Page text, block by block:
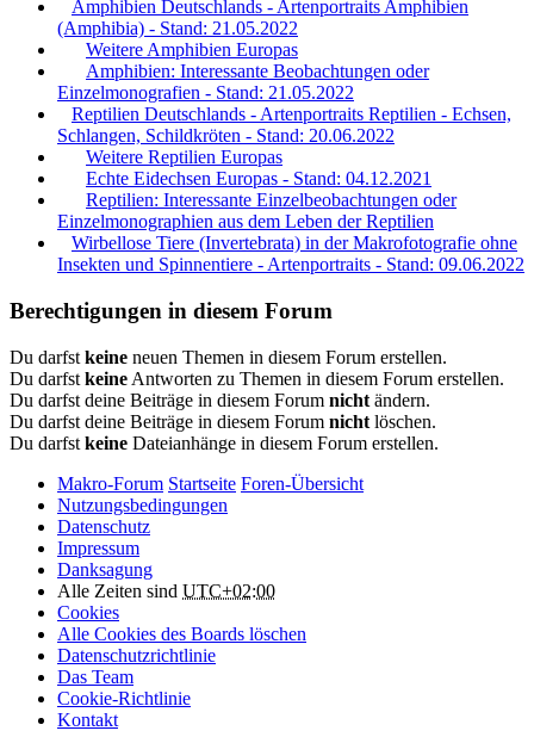
Amphibien Deutschlands - Artenportraits Amphibien
(Amphibia) - Stand: 21.05.2022
Weitere Amphibien Europas
Amphibien: Interessante Beobachtungen oder
Einzelmonografien - Stand: 21.05.2022
Reptilien Deutschlands - Artenportraits Reptilien - Echsen,
Schlangen, Schildkröten - Stand: 20.06.2022
Weitere Reptilien Europas
Echte Eidechsen Europas - Stand: 04.12.2021
Reptilien: Interessante Einzelbeobachtungen oder
Einzelmonographien aus dem Leben der Reptilien
Wirbellose Tiere (Invertebrata) in der Makrofotografie ohne
Insekten und Spinnentiere - Artenportraits - Stand: 09.06.2022
Berechtigungen in diesem Forum
Du darfst keine neuen Themen in diesem Forum erstellen.
Du darfst keine Antworten zu Themen in diesem Forum erstellen.
Du darfst deine Beiträge in diesem Forum nicht ändern.
Du darfst deine Beiträge in diesem Forum nicht löschen.
Du darfst keine Dateianhänge in diesem Forum erstellen.
Makro-Forum Startseite Foren-Übersicht
Nutzungsbedingungen
Datenschutz
Impressum
Danksagung
Alle Zeiten sind UTC+02:00
Cookies
Alle Cookies des Boards löschen
Datenschutzrichtlinie
Das Team
Cookie-Richtlinie
Kontakt